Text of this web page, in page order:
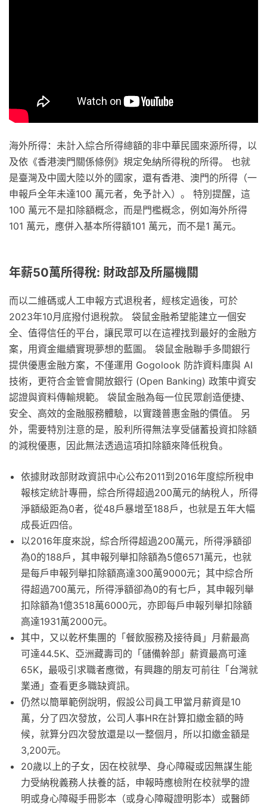
海外所得：未計入綜合所得總額的非中華民國來源所得，以
及依《香港澳門關係條例》規定免納所得稅的所得。 也就
是臺灣及中國大陸以外的國家，還有香港、澳門的所得（一
申報戶全年未達100 萬元者，免予計入）。 特別提醒，這
100 萬元不是扣除額概念，而是門檻概念，例如海外所得
101 萬元，應併入基本所得額101 萬元，而不是1 萬元。
年薪50萬所得稅: 財政部及所屬機關
而以二維碼或人工申報方式退稅者，經核定過後，可於
2023年10月底撥付退稅款。 袋鼠金融希望能建立一個安
全、值得信任的平台，讓民眾可以在這裡找到最好的金融方
案，用資金繼續實現夢想的藍圖。 袋鼠金融聯手多間銀行
提供優惠金融方案，不僅運用 Gogolook 防詐資料庫與 AI
技術，更符合金管會開放銀行 (Open Banking) 政策中資安
認證與資料傳輸規範。 袋鼠金融為每一位民眾創造便捷、
安全、高效的金融服務體驗，以實踐普惠金融的價值。 另
外，需要特別注意的是，股利所得無法享受儲蓄投資扣除額
的減稅優惠，因此無法透過這項扣除額來降低稅負。
依據財政部財政資訊中心公布2011到2016年度綜所稅申
報核定統計專冊，綜合所得超過200萬元的納稅人，所得
淨額級距為0者，從48戶暴增至188戶，也就是五年大幅
成長近四倍。
以2016年度來說，綜合所得超過200萬元，所得淨額卻
為0的188戶，其申報列舉扣除額為5億6571萬元，也就
是每戶申報列舉扣除額高達300萬9000元；其中綜合所
得超過700萬元，所得淨額卻為0的有七戶，其申報列舉
扣除額為1億3518萬6000元，亦即每戶申報列舉扣除額
高達1931萬2000元。
其中，又以乾杯集團的「餐飲服務及接待員」月薪最高
可達44.5K、亞洲藏壽司的「儲備幹部」薪資最高可達
65K，最吸引求職者應徵，有興趣的朋友可前往「台灣就
業通」查看更多職缺資訊。
仍然以簡單範例說明，假設公司員工甲當月薪資是10
萬，分了四次發放，公司人事HR在計算扣繳金額的時
候，就算分四次發放還是以一整個月，所以扣繳金額是
3,200元。
20歲以上的子女，因在校就學、身心障礙或因無謀生能
力受納稅義務人扶養的話，申報時應檢附在校就學的證
明或身心障礙手冊影本（或身心障礙證明影本）或醫師